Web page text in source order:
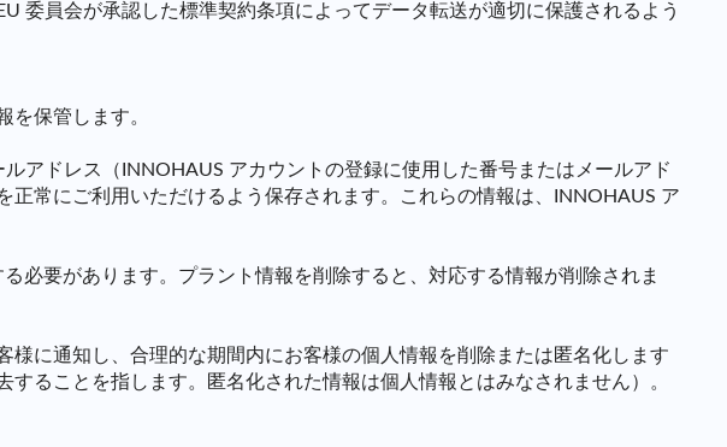
委員会が承認した標準契約条項によってデータ転送が適切に保護されるよう
を保管します。
アドレス（INNOHAUS アカウントの登録に使用した番号またはメールアド
常にご利用いただけるよう保存されます。これらの情報は、INNOHAUS ア
必要があります。プラント情報を削除すると、対応する情報が削除されま
に通知し、合理的な期間内にお客様の個人情報を削除または匿名化します
ることを指します。匿名化された情報は個人情報とはみなされません）。